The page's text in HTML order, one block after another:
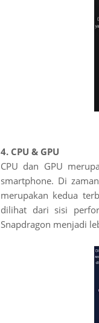
4. CPU & GPU
CPU dan GPU
smartphone. Di
merupakan kedua
dilihat dari sisi
Snapdragon menjadi